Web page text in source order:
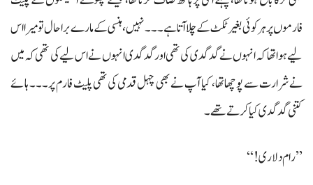
فارموں پر ہر کوئی بغیر ٹکٹ کے چلا آتا ہے۔۔۔ نہیں، ہنسی کے مارے برا حال تو میرا اس
لیے ہوا تھا کہ انہوں نے گدگدی کی تھی اور گدگدی انہوں نے اس لیے کی تھی کہ میں
نے شرارت سے پوچھا تھا، کیا آپ نے بھی چہل قدمی کی تھی پلیٹ فارم پر۔۔۔ ہائے
کتنی گدگدی کیا کرتے تھے۔
’’رام دلاری!‘‘